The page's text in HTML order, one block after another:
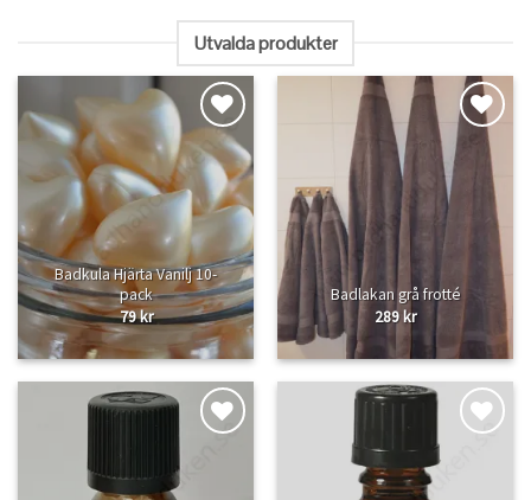
Utvalda produkter
Lägg
till i
önskelistan
Badkula Hjärta Vanilj 10-
pack
79kr
Lägg
till i
önskelistan
Badlakan grå frotté
289kr